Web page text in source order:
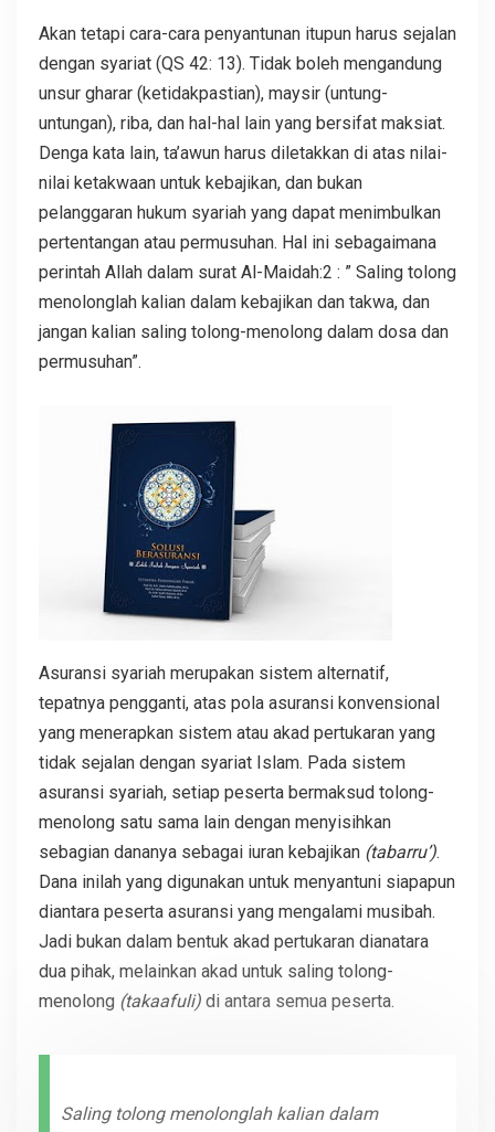
Akan tetapi cara-cara penyantunan itupun harus sejalan
dengan syariat (QS 42: 13). Tidak boleh mengandung
unsur gharar (ketidakpastian), maysir (untung-
untungan), riba, dan hal-hal lain yang bersifat maksiat.
Denga kata lain, ta’awun harus diletakkan di atas nilai-
nilai ketakwaan untuk kebajikan, dan bukan
pelanggaran hukum syariah yang dapat menimbulkan
pertentangan atau permusuhan. Hal ini sebagaimana
perintah Allah dalam surat Al-Maidah:2 : ” Saling tolong
menolonglah kalian dalam kebajikan dan takwa, dan
jangan kalian saling tolong-menolong dalam dosa dan
permusuhan”.
Asuransi syariah merupakan sistem alternatif,
tepatnya pengganti, atas pola asuransi konvensional
yang menerapkan sistem atau akad pertukaran yang
tidak sejalan dengan syariat Islam. Pada sistem
asuransi syariah, setiap peserta bermaksud tolong-
menolong satu sama lain dengan menyisihkan
sebagian dananya sebagai iuran kebajikan (tabarru’).
Dana inilah yang digunakan untuk menyantuni siapapun
diantara peserta asuransi yang mengalami musibah.
Jadi bukan dalam bentuk akad pertukaran dianatara
dua pihak, melainkan akad untuk saling tolong-
menolong (takaafuli) di antara semua peserta.
Saling tolong menolonglah kalian dalam